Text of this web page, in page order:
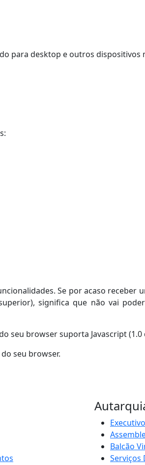
para desktop e outros dispositivos
Se por acaso
significa que não vai
seu browser suporta Javascript
seu browser.
Executivo
Balcão
Serviços